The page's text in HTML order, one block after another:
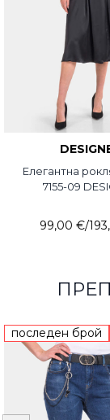
Елегантна
7155-09
99,00 €/
последен брой